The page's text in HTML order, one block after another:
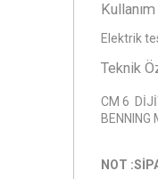
Elektrik
Teknik
CM 6
BENNING
NOT